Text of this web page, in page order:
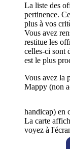
La liste des
pertinence.
plus à vos
Vous avez
restitue les
celles-ci sont
est le plus
Vous avez la
Mappy (non
handicap) en
La carte
voyez à